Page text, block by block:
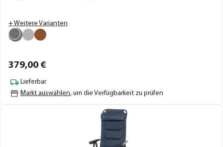
+ Weitere Varianten
379,00 €
Lieferbar
Markt auswählen, um die Verfügbarkeit zu prüfen